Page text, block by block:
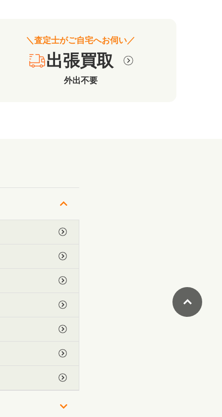
＼査定士がご自宅へお伺い／
出張買取
外出不要